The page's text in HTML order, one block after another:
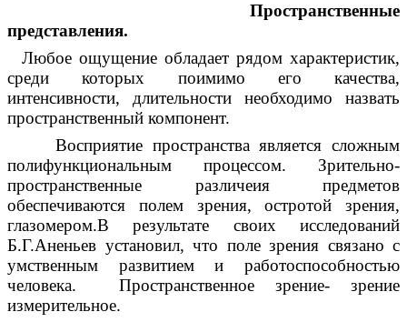
Пространственные
представления.
Любое ощущение обладает рядом характеристик,
среди которых поимимо его качества,
интенсивности, длительности необходимо назвать
пространственный компонент.
Восприятие пространства является сложным
полифункциональным процессом. Зрительно-
пространственные различеия предметов
обеспечиваются полем зрения, остротой зрения,
глазомером.В результате своих исследований
Б.Г.Аненьев установил, что поле зрения связано с
умственным развитием и работоспособностью
человека. Пространственное зрение- зрение
измерительное.